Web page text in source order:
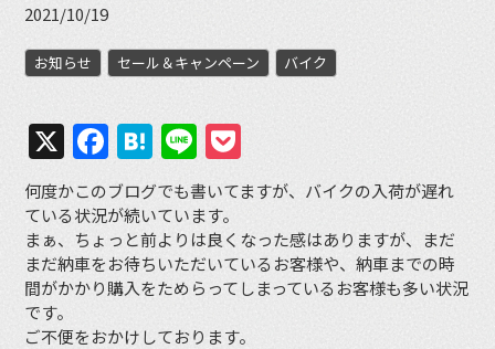
2021/10/19
お知らせ セール＆キャンペーン バイク
X Facebook
Hatena
Line
何度かこのブログでも書いてますが、バイクの入荷が遅れ
ている状況が続いています。
まぁ、ちょっと前よりは良くなった感はありますが、まだ
まだ納車をお待ちいただいているお客様や、納車までの時
間がかかり購入をためらってしまっているお客様も多い状況
です。
ご不便をおかけしております。